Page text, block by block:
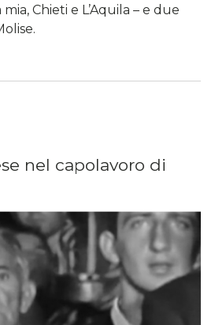
Chieti e L’Aquila – e due
nel capolavoro di